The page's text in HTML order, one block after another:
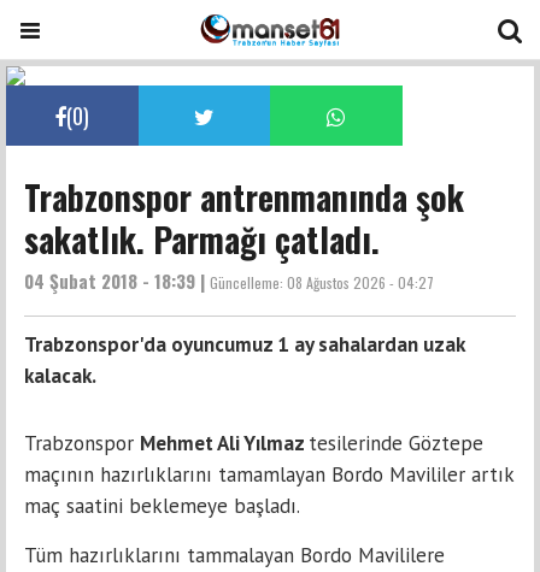
(0)
Trabzonspor antrenmanında şok
sakatlık. Parmağı çatladı.
04 Şubat 2018 - 18:39 | Güncelleme: 08 Ağustos 2026 - 04:27
Trabzonspor'da oyuncumuz 1 ay sahalardan uzak
kalacak.
Trabzonspor Mehmet Ali Yılmaz tesilerinde Göztepe
maçının hazırlıklarını tamamlayan Bordo Mavililer artık
maç saatini beklemeye başladı.
Tüm hazırlıklarını tammalayan Bordo Mavililere